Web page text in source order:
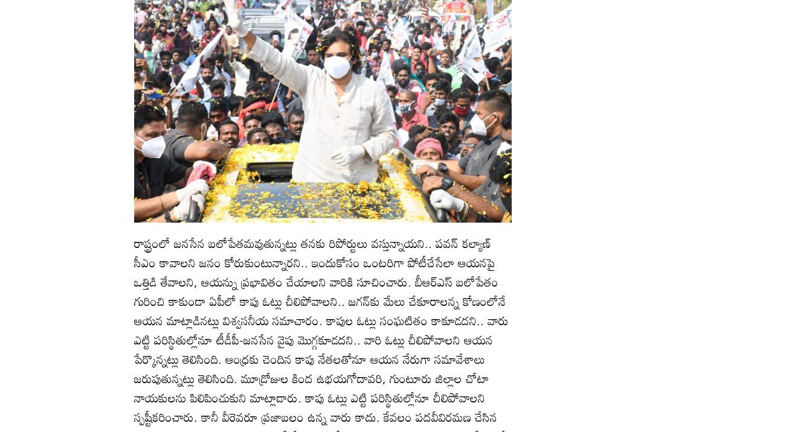
రాష్ట్రంలో జనసేన బలోపేతమవుతున్నట్లు తనకు రిపోర్టులు వస్తున్నాయని.. పవన్‌ కల్యాణ్‌
సీఎం కావాలని జనం కోరుకుంటున్నారని.. ఇందుకోసం ఒంటరిగా పోటీచేసేలా ఆయనపై
ఒత్తిడి తేవాలని, ఆయన్ను ప్రభావితం చేయాలని వారికి సూచించారు. బీఆర్‌ఎస్‌ బలోపేతం
గురించి కాకుండా ఏపీలో కాపు ఓట్లు చీలిపోవాలని.. జగన్‌కు మేలు చేకూరాలన్న కోణంలోనే
ఆయన మాట్లాడినట్లు విశ్వసనీయ సమాచారం. కాపుల ఓట్లు సంఘటితం కాకూడదని.. వారు
ఎట్టి పరిస్థితుల్లోనూ టీడీపీ-జనసేన వైపు మొగ్గకూడదని.. వారి ఓట్లు చీలిపోవాలని ఆయన
పేర్కొన్నట్లు తెలిసింది. ఆంధ్రకు చెందిన కాపు నేతలతోనూ ఆయన నేరుగా సమావేశాలు
జరుపుతున్నట్లు తెలిసింది. మూడ్రోజుల కింద ఉభయగోదావరి, గుంటూరు జిల్లాల చోటా
నాయకులను పిలిపించుకుని మాట్లాడారు. కాపు ఓట్లు ఎట్టి పరిస్థితుల్లోనూ చీలిపోవాలని
స్పష్టీకరించారు. కానీ వీరెవరూ ప్రజాబలం ఉన్న వారు కాదు. కేవలం పదవీవిరమణ చేసిన